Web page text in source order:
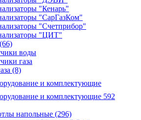
"Кенарь"
"СарГазКом"
"Счетприбор"
"ЦИТ"
(66)
воды
газа
(8)
и комплектующие
и комплектующие 592
напольные (296)